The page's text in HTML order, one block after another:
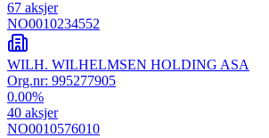
67 aksjer
NO0010234552
WILH. WILHELMSEN HOLDING ASA
Org.nr: 995277905
0.00%
40 aksjer
NO0010576010